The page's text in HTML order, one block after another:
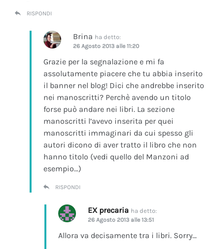
RISPONDI
Brina ha detto:
26 Agosto 2013 alle 11:20
Grazie per la segnalazione e mi fa
assolutamente piacere che tu abbia inserito
il banner nel blog! Dici che andrebbe inserito
nei manoscritti? Perchè avendo un titolo
forse può andare nei libri. La sezione
manoscritti l’avevo inserita per quei
manoscritti immaginari da cui spesso gli
autori dicono di aver tratto il libro che non
hanno titolo (vedi quello del Manzoni ad
esempio…)
RISPONDI
EX precaria ha detto:
26 Agosto 2013 alle 13:51
Allora va decisamente tra i libri. Sorry…